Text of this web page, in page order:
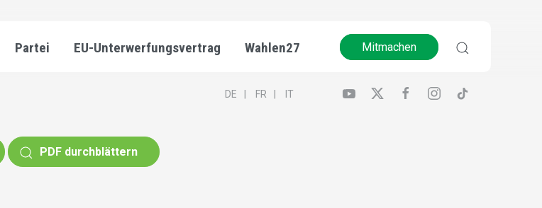
Partei EU-Unterwerfungsvertrag Wahlen27 Mitmachen
DE FR IT
PDF durchblättern